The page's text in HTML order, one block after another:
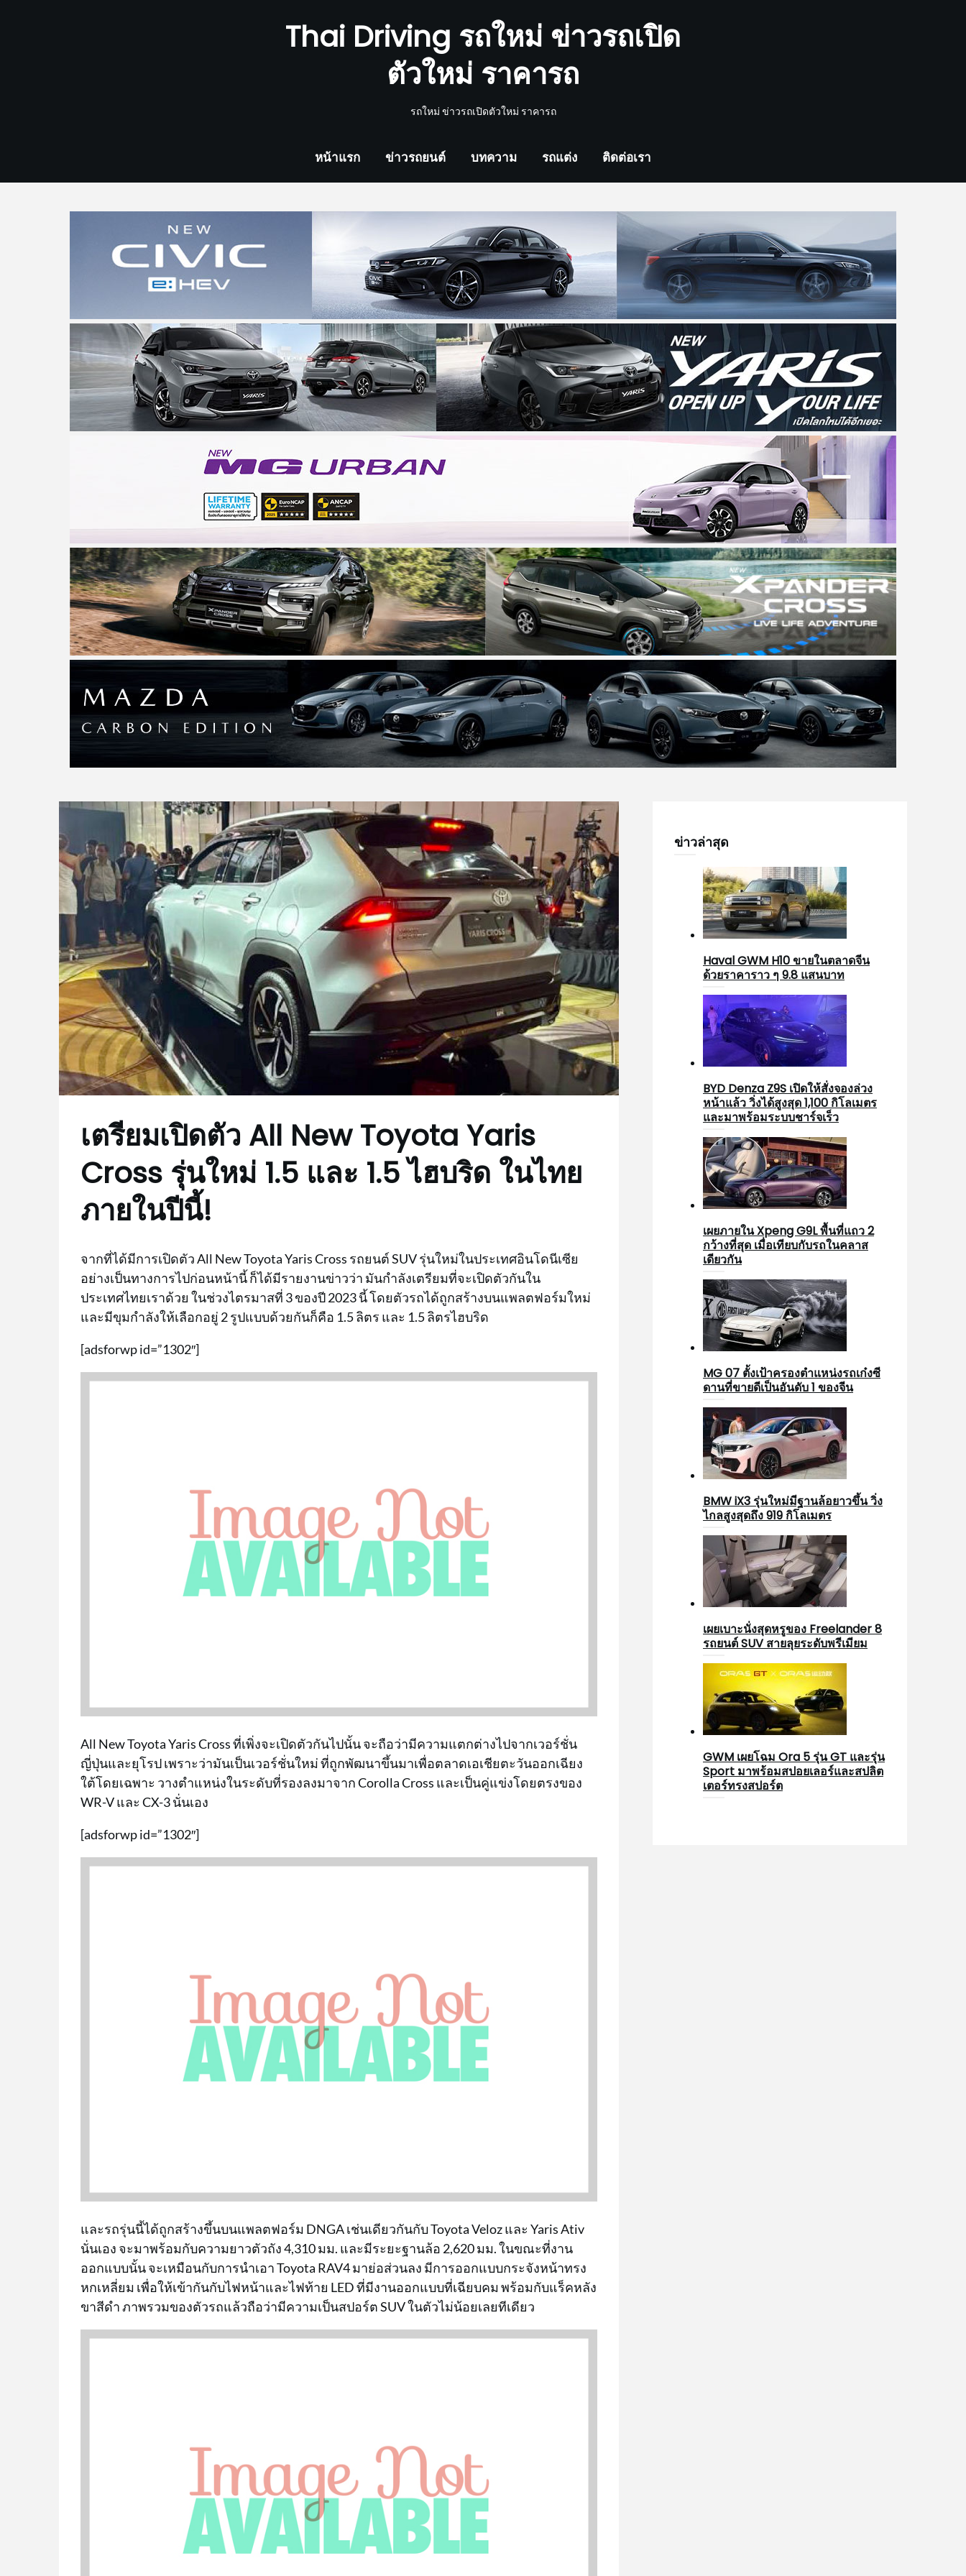
Thai Driving รถใหม่ ข่าวรถเปิด
ตัวใหม่ ราคารถ
รถใหม่ ข่าวรถเปิดตัวใหม่ ราคารถ
หน้าแรก ข่าวรถยนต์ บทความ รถแต่ง ติดต่อเรา
เตรียมเปิดตัว All New Toyota Yaris
Cross รุ่นใหม่ 1.5 และ 1.5 ไฮบริด ในไทย
ภายในปีนี้!
จากที่ได้มีการเปิดตัว All New Toyota Yaris Cross รถยนต์ SUV รุ่นใหม่ในประเทศอินโดนีเซีย
อย่างเป็นทางการไปก่อนหน้านี้ ก็ได้มีรายงานข่าวว่า มันกำลังเตรียมที่จะเปิดตัวกันใน
ประเทศไทยเราด้วย ในช่วงไตรมาสที่ 3 ของปี 2023 นี้ โดยตัวรถได้ถูกสร้างบนแพลตฟอร์มใหม่
และมีขุมกำลังให้เลือกอยู่ 2 รูปแบบด้วยกันก็คือ 1.5 ลิตร และ 1.5 ลิตรไฮบริด
[adsforwp id=”1302″]
All New Toyota Yaris Cross ที่เพิ่งจะเปิดตัวกันไปนั้น จะถือว่ามีความแตกต่างไปจากเวอร์ชั่น
ญี่ปุ่นและยุโรป เพราะว่ามันเป็นเวอร์ชั่นใหม่ ที่ถูกพัฒนาขึ้นมาเพื่อตลาดเอเชียตะวันออกเฉียง
ใต้โดยเฉพาะ วางตำแหน่งในระดับที่รองลงมาจาก Corolla Cross และเป็นคู่แข่งโดยตรงของ
WR-V และ CX-3 นั่นเอง
[adsforwp id=”1302″]
และรถรุ่นนี้ได้ถูกสร้างขึ้นบนแพลตฟอร์ม DNGA เช่นเดียวกันกับ Toyota Veloz และ Yaris Ativ
นั่นเอง จะมาพร้อมกับความยาวตัวถัง 4,310 มม. และมีระยะฐานล้อ 2,620 มม. ในขณะที่งาน
ออกแบบนั้น จะเหมือนกับการนำเอา Toyota RAV4 มาย่อส่วนลง มีการออกแบบกระจังหน้าทรง
หกเหลี่ยม เพื่อให้เข้ากันกับไฟหน้าและไฟท้าย LED ที่มีงานออกแบบที่เฉียบคม พร้อมกับแร็คหลัง
ขาสีดำ ภาพรวมของตัวรถแล้วถือว่ามีความเป็นสปอร์ต SUV ในตัวไม่น้อยเลยทีเดียว
ข่าวล่าสุด
Haval GWM H10 ขายในตลาดจีน
ด้วยราคาราว ๆ 9.8 แสนบาท
BYD Denza Z9S เปิดให้สั่งจองล่วง
หน้าแล้ว วิ่งได้สูงสุด 1,100 กิโลเมตร
และมาพร้อมระบบชาร์จเร็ว
เผยภายใน Xpeng G9L พื้นที่แถว 2
กว้างที่สุด เมื่อเทียบกับรถในคลาส
เดียวกัน
MG 07 ตั้งเป้าครองตำแหน่งรถเก๋งซี
ดานที่ขายดีเป็นอันดับ 1 ของจีน
BMW iX3 รุ่นใหม่มีฐานล้อยาวขึ้น วิ่ง
ไกลสูงสุดถึง 919 กิโลเมตร
เผยเบาะนั่งสุดหรูของ Freelander 8
รถยนต์ SUV สายลุยระดับพรีเมียม
GWM เผยโฉม Ora 5 รุ่น GT และรุ่น
Sport มาพร้อมสปอยเลอร์และสปลิต
เตอร์ทรงสปอร์ต